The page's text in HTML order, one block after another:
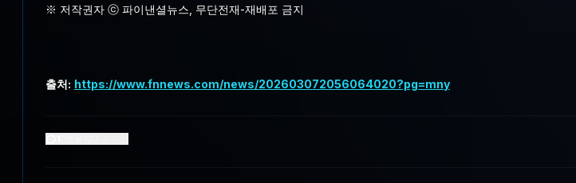
※ 저작권자 ⓒ 파이낸셜뉴스, 무단전재-재배포 금지
출처: https://www.fnnews.com/news/202603072056064020?pg=mny